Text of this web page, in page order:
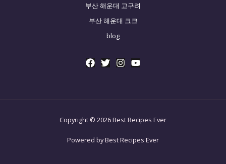
부산 해운대 고구려
부산 해운대 크크
blog
Copyright © 2026 Best Recipes Ever
Powered by Best Recipes Ever